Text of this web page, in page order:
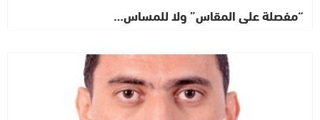
“مفصلة على المقاس” ولا للمساس…